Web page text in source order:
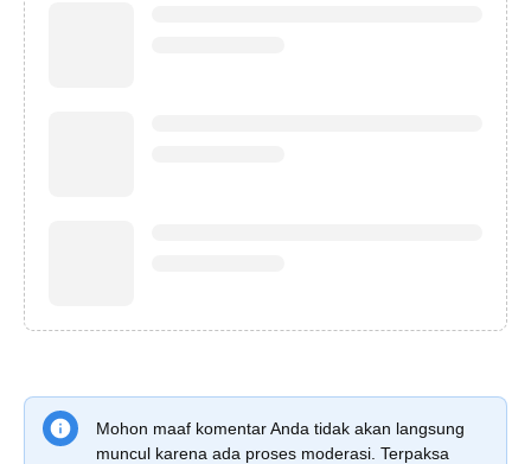
Mohon maaf komentar Anda tidak akan langsung
muncul karena ada proses moderasi. Terpaksa